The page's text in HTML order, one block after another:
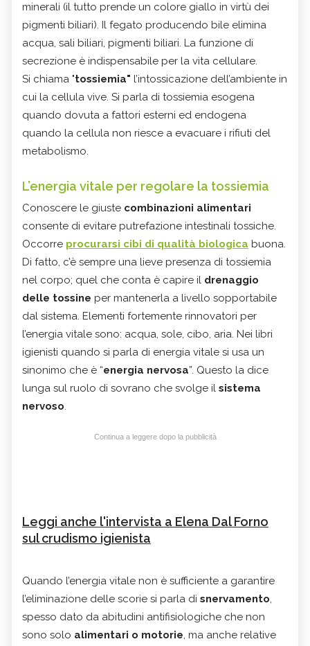
minerali (il tutto prende un colore giallo in virtù dei
pigmenti biliari). Il fegato producendo bile elimina
acqua, sali biliari, pigmenti biliari. La funzione di
secrezione è indispensabile per la vita cellulare.
Si chiama "tossiemia" l’intossicazione dell’ambiente in
cui la cellula vive. Si parla di tossiemia esogena
quando dovuta a fattori esterni ed endogena
quando la cellula non riesce a evacuare i rifiuti del
metabolismo.
L’energia vitale per regolare la tossiemia
Conoscere le giuste combinazioni alimentari
consente di evitare putrefazione intestinali tossiche.
Occorre procurarsi cibi di qualità biologica buona.
Di fatto, c’è sempre una lieve presenza di tossiemia
nel corpo; quel che conta è capire il drenaggio
delle tossine per mantenerla a livello sopportabile
dal sistema. Elementi fortemente rinnovatori per
l’energia vitale sono: acqua, sole, cibo, aria. Nei libri
igienisti quando si parla di energia vitale si usa un
sinonimo che è “energia nervosa”. Questo la dice
lunga sul ruolo di sovrano che svolge il sistema
nervoso.
Continua a leggere dopo la pubblicità
Leggi anche l'intervista a Elena Dal Forno
sul crudismo igienista
Quando l’energia vitale non è sufficiente a garantire
l’eliminazione delle scorie si parla di snervamento,
spesso dato da abitudini antifisiologiche che non
sono solo alimentari o motorie, ma anche relative